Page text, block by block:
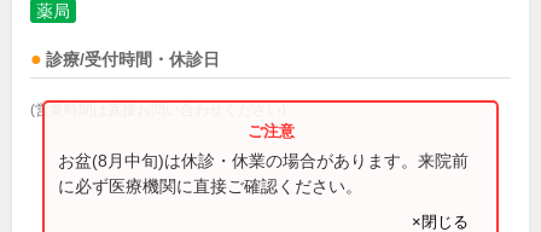
薬局
診療/受付時間・休診日
(営業時間は直接お問い合わせください)
お盆(8月中旬)は休診・休業の場合があります。来院前
に必ず医療機関に直接ご確認ください。
×閉じる